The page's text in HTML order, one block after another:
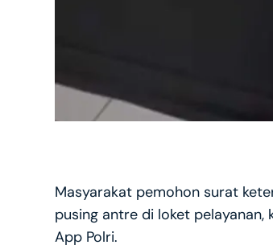
Masyarakat pemohon surat
pusing antre di loket pelayanan,
App Polri.